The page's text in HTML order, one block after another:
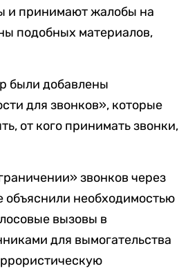
и принимают жалобы на
подобных материалов,
были добавлены
для звонков», которые
от кого принимать звонки,
звонков через
объяснили необходимостью
вызовы в
для вымогательства